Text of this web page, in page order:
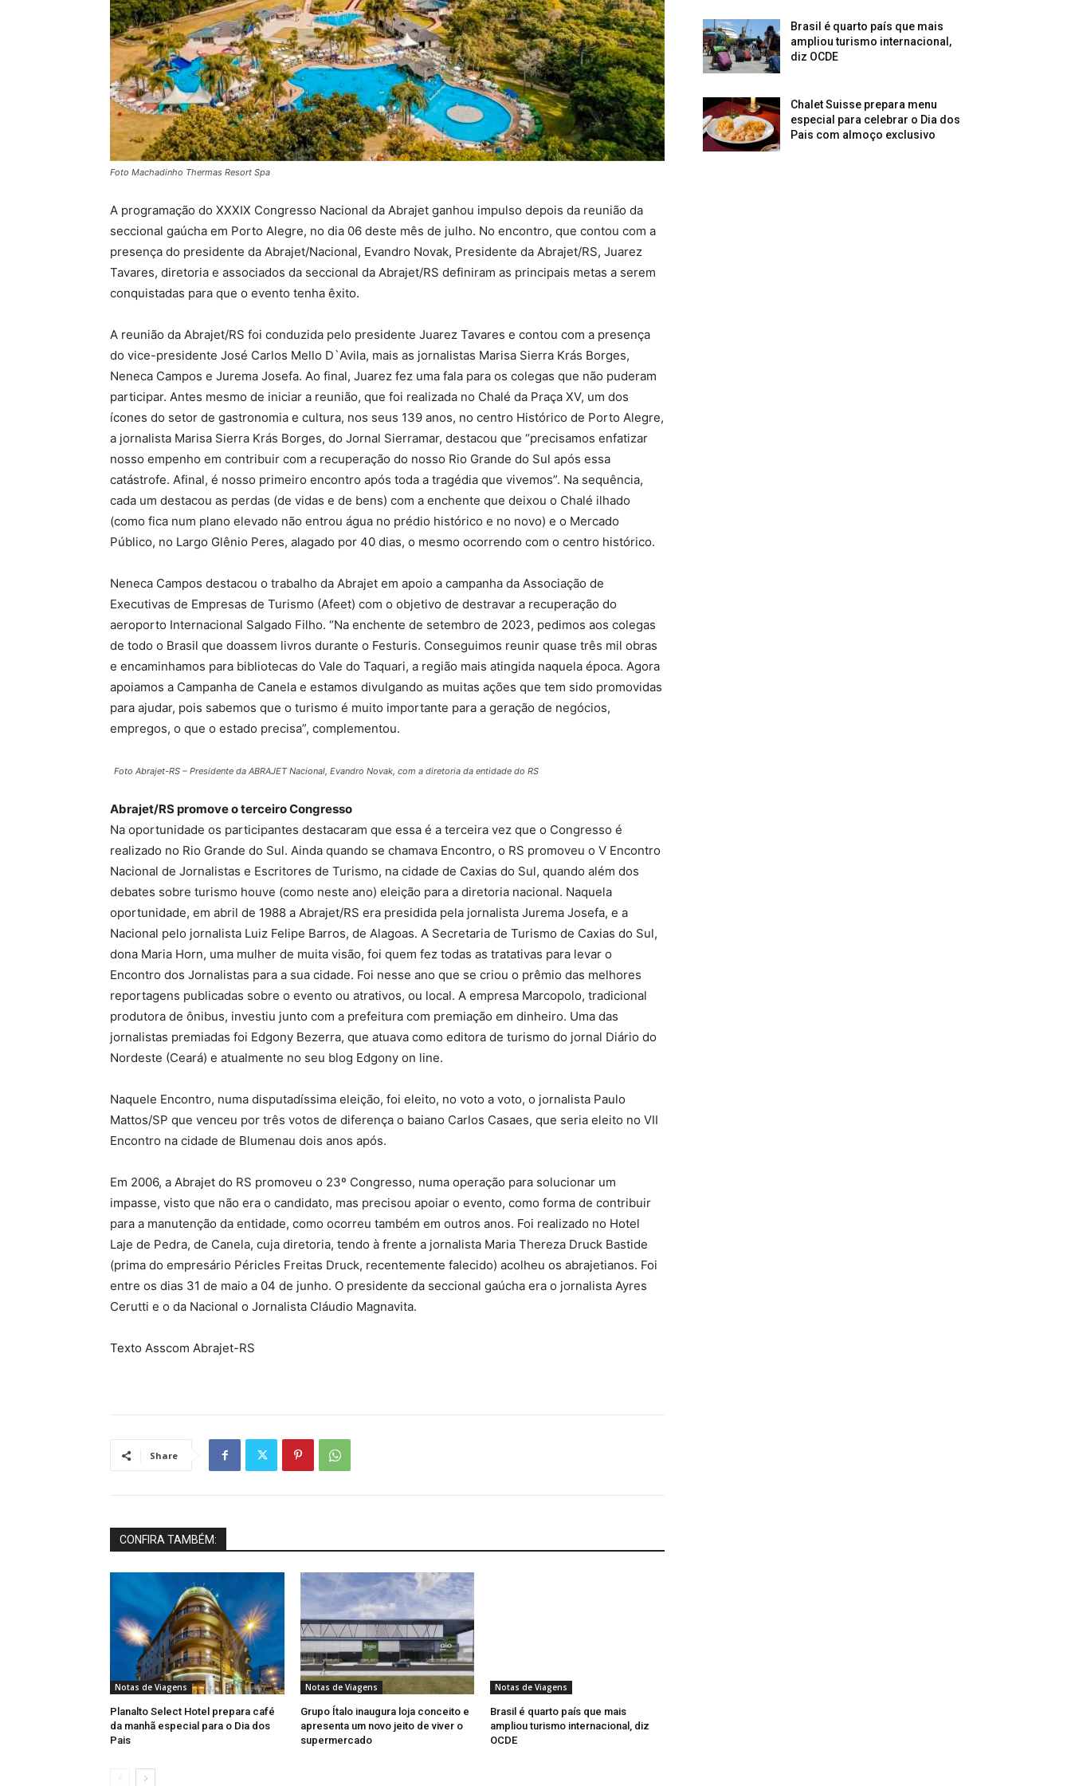
Foto Machadinho Thermas Resort Spa
A programação do XXXIX Congresso Nacional da Abrajet ganhou impulso depois da reunião da
seccional gaúcha em Porto Alegre, no dia 06 deste mês de julho. No encontro, que contou com a
presença do presidente da Abrajet/Nacional, Evandro Novak, Presidente da Abrajet/RS, Juarez
Tavares, diretoria e associados da seccional da Abrajet/RS definiram as principais metas a serem
conquistadas para que o evento tenha êxito.
A reunião da Abrajet/RS foi conduzida pelo presidente Juarez Tavares e contou com a presença
do vice-presidente José Carlos Mello D`Avila, mais as jornalistas Marisa Sierra Krás Borges,
Neneca Campos e Jurema Josefa. Ao final, Juarez fez uma fala para os colegas que não puderam
participar. Antes mesmo de iniciar a reunião, que foi realizada no Chalé da Praça XV, um dos
ícones do setor de gastronomia e cultura, nos seus 139 anos, no centro Histórico de Porto Alegre,
a jornalista Marisa Sierra Krás Borges, do Jornal Sierramar, destacou que “precisamos enfatizar
nosso empenho em contribuir com a recuperação do nosso Rio Grande do Sul após essa
catástrofe. Afinal, é nosso primeiro encontro após toda a tragédia que vivemos”. Na sequência,
cada um destacou as perdas (de vidas e de bens) com a enchente que deixou o Chalé ilhado
(como fica num plano elevado não entrou água no prédio histórico e no novo) e o Mercado
Público, no Largo Glênio Peres, alagado por 40 dias, o mesmo ocorrendo com o centro histórico.
Neneca Campos destacou o trabalho da Abrajet em apoio a campanha da Associação de
Executivas de Empresas de Turismo (Afeet) com o objetivo de destravar a recuperação do
aeroporto Internacional Salgado Filho. “Na enchente de setembro de 2023, pedimos aos colegas
de todo o Brasil que doassem livros durante o Festuris. Conseguimos reunir quase três mil obras
e encaminhamos para bibliotecas do Vale do Taquari, a região mais atingida naquela época. Agora
apoiamos a Campanha de Canela e estamos divulgando as muitas ações que tem sido promovidas
para ajudar, pois sabemos que o turismo é muito importante para a geração de negócios,
empregos, o que o estado precisa”, complementou.
Foto Abrajet-RS – Presidente da ABRAJET Nacional, Evandro Novak, com a diretoria da entidade do RS
Abrajet/RS promove o terceiro Congresso
Na oportunidade os participantes destacaram que essa é a terceira vez que o Congresso é
realizado no Rio Grande do Sul. Ainda quando se chamava Encontro, o RS promoveu o V Encontro
Nacional de Jornalistas e Escritores de Turismo, na cidade de Caxias do Sul, quando além dos
debates sobre turismo houve (como neste ano) eleição para a diretoria nacional. Naquela
oportunidade, em abril de 1988 a Abrajet/RS era presidida pela jornalista Jurema Josefa, e a
Nacional pelo jornalista Luiz Felipe Barros, de Alagoas. A Secretaria de Turismo de Caxias do Sul,
dona Maria Horn, uma mulher de muita visão, foi quem fez todas as tratativas para levar o
Encontro dos Jornalistas para a sua cidade. Foi nesse ano que se criou o prêmio das melhores
reportagens publicadas sobre o evento ou atrativos, ou local. A empresa Marcopolo, tradicional
produtora de ônibus, investiu junto com a prefeitura com premiação em dinheiro. Uma das
jornalistas premiadas foi Edgony Bezerra, que atuava como editora de turismo do jornal Diário do
Nordeste (Ceará) e atualmente no seu blog Edgony on line.
Naquele Encontro, numa disputadíssima eleição, foi eleito, no voto a voto, o jornalista Paulo
Mattos/SP que venceu por três votos de diferença o baiano Carlos Casaes, que seria eleito no VII
Encontro na cidade de Blumenau dois anos após.
Em 2006, a Abrajet do RS promoveu o 23º Congresso, numa operação para solucionar um
impasse, visto que não era o candidato, mas precisou apoiar o evento, como forma de contribuir
para a manutenção da entidade, como ocorreu também em outros anos. Foi realizado no Hotel
Laje de Pedra, de Canela, cuja diretoria, tendo à frente a jornalista Maria Thereza Druck Bastide
(prima do empresário Péricles Freitas Druck, recentemente falecido) acolheu os abrajetianos. Foi
entre os dias 31 de maio a 04 de junho. O presidente da seccional gaúcha era o jornalista Ayres
Cerutti e o da Nacional o Jornalista Cláudio Magnavita.
Texto Asscom Abrajet-RS
Share
CONFIRA TAMBÉM:
Notas de Viagens
Planalto Select Hotel prepara café
da manhã especial para o Dia dos
Pais
Notas de Viagens
Grupo Ítalo inaugura loja conceito e
apresenta um novo jeito de viver o
supermercado
Notas de Viagens
Brasil é quarto país que mais
ampliou turismo internacional, diz
OCDE
Brasil é quarto país que mais
ampliou turismo internacional,
diz OCDE
Chalet Suisse prepara menu
especial para celebrar o Dia dos
Pais com almoço exclusivo